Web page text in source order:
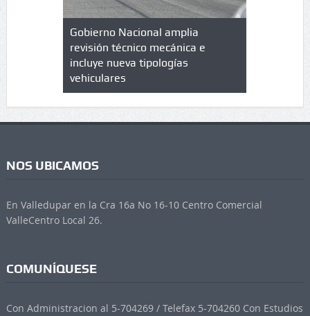
de
Gobierno Nacional amplia
revisión técnico mecánica e
incluye nueva tipologías
vehiculares
cuáles
NOS UBICAMOS
En Valledupar en la Cra 16a No 16-10 Centro Comercial
ValleCentro Local 26.
COMUNÍQUESE
Con Administracion al 5-704269 / Telefax 5-704260 Con Estudios